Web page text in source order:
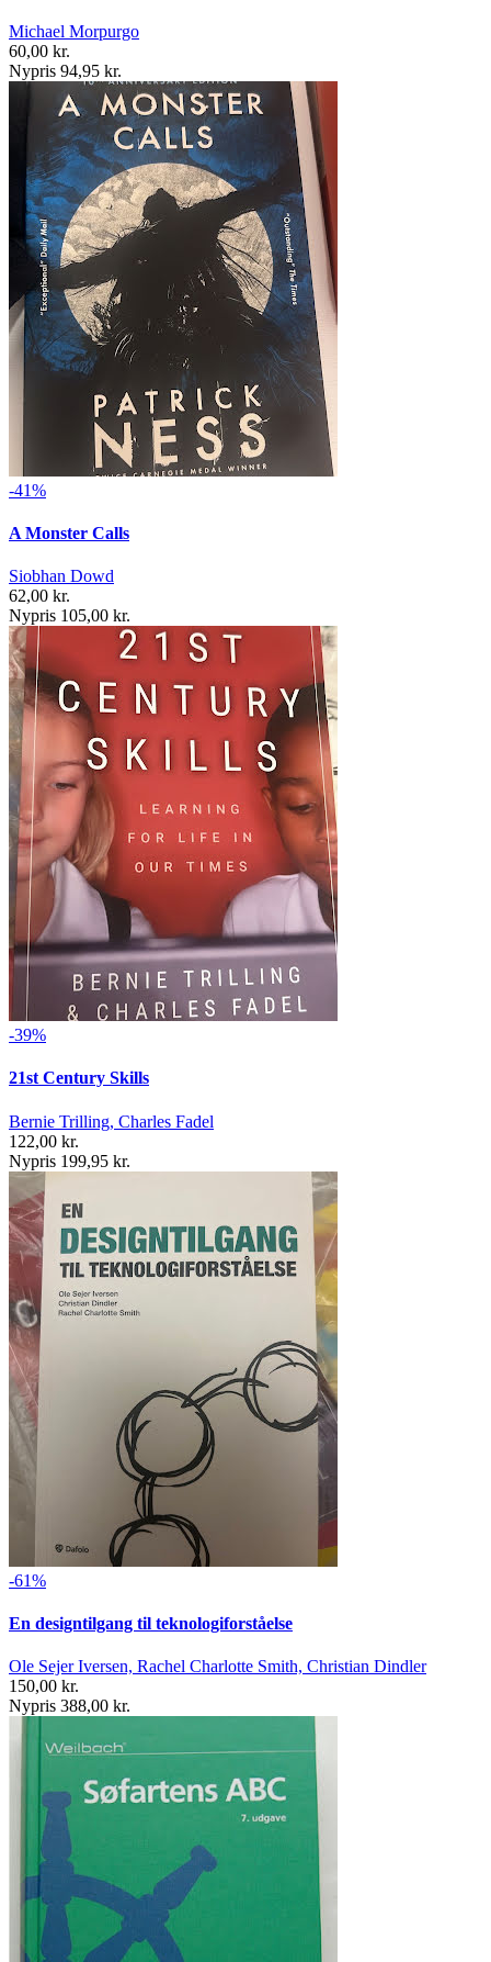
Michael Morpurgo
60,00 kr.
Nypris 94,95 kr.
-41%
A Monster Calls
Siobhan Dowd
62,00 kr.
Nypris 105,00 kr.
-39%
21st Century Skills
Bernie Trilling, Charles Fadel
122,00 kr.
Nypris 199,95 kr.
-61%
En designtilgang til teknologiforståelse
Ole Sejer Iversen, Rachel Charlotte Smith, Christian Dindler
150,00 kr.
Nypris 388,00 kr.